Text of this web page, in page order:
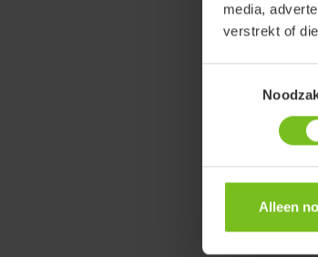
media,
verstrekt of
Alleen